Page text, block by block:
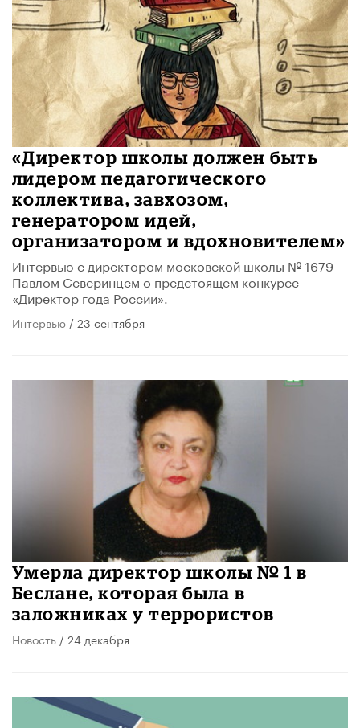
«Директор школы должен быть
лидером педагогического
коллектива, завхозом,
генератором идей,
организатором и вдохновителем»
Интервью с директором московской школы № 1679
Павлом Северинцем о предстоящем конкурсе
«Директор года России».
Интервью / 23 сентября
Умерла директор школы № 1 в
Беслане, которая была в
заложниках у террористов
Новость / 24 декабря